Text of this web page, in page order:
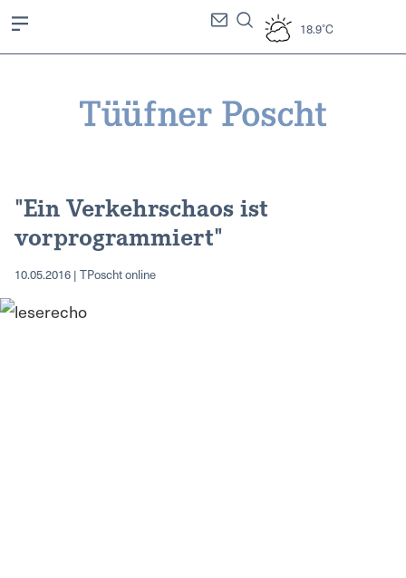
18.9°C
"Ein Verkehrschaos ist
vorprogrammiert"
10.05.2016 | TPoscht online